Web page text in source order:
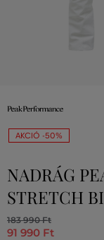
AKCIÓ -50%
NADRÁG
STRETCH
183 990 Ft
91 990 Ft